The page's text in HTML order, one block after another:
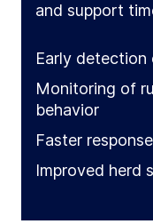
and support
Early detection
Monitoring of
behavior
Faster
Improved herd